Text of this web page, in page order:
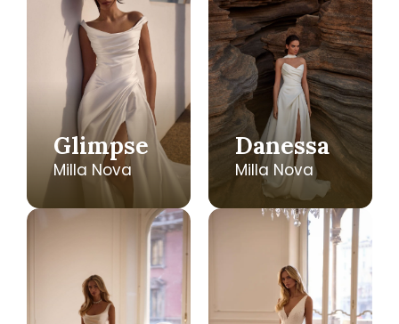
Glimpse
Milla Nova
Danessa
Milla Nova